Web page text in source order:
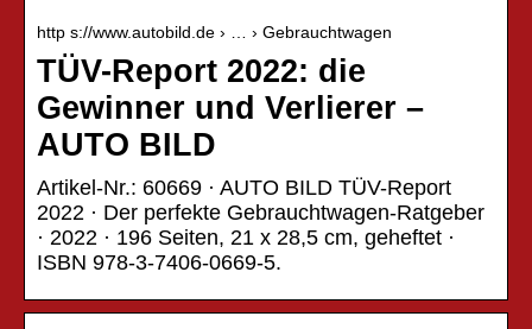
http s://www.autobild.de › … › Gebrauchtwagen
TÜV-Report 2022: die
Gewinner und Verlierer –
AUTO BILD
Artikel-Nr.: 60669 · AUTO BILD TÜV-Report
2022 · Der perfekte Gebrauchtwagen-Ratgeber
· 2022 · 196 Seiten, 21 x 28,5 cm, geheftet ·
ISBN 978-3-7406-0669-5.